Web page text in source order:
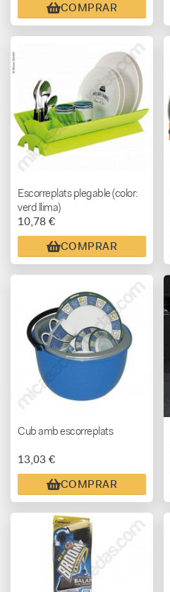
COMPRAR
Escorreplats plegable (color:
verd llima)
10,78 €
COMPRAR
Cub amb escorreplats
13,03 €
COMPRAR